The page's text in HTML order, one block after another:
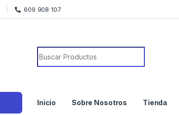
609 908 107
Search for:
Inicio Sobre Nosotros Tienda